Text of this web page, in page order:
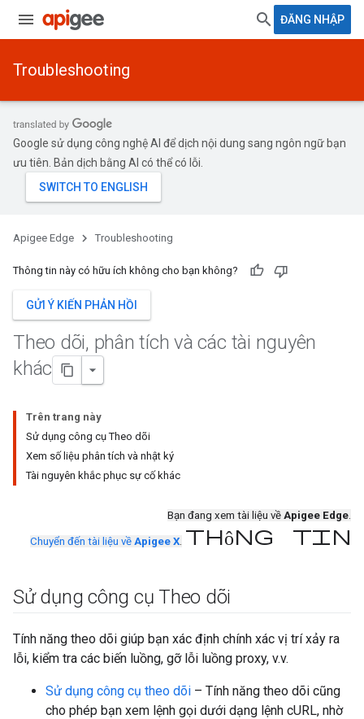
ĐĂNG NHẬP
Troubleshooting
Google sử dụng công nghệ AI để dịch nội dung sang ngôn ngữ bạn
ưu tiên. Bản dịch bằng AI có thể có lỗi.
Apigee Edge Troubleshooting
Thông tin này có hữu ích không cho bạn không?
GỬI Ý KIẾN PHẢN HỒI
Theo dõi, phân tích và các tài nguyên
khác
Trên trang này
Sử dụng công cụ Theo dõi
Xem số liệu phân tích và nhật ký
Tài nguyên khắc phục sự cố khác
Bạn đang xem tài liệu về Apigee Edge.
Chuyển đến tài liệu về Apigee X. thông tin
Sử dụng công cụ Theo dõi
Tính năng theo dõi giúp bạn xác định chính xác vị trí xảy ra
lỗi, kiểm tra các biến luồng, gỡ lỗi luồng proxy, v.v.
Sử dụng công cụ theo dõi – Tính năng theo dõi cũng
cho phép bạn xem lệnh gọi dưới dạng lệnh cURL, nhờ